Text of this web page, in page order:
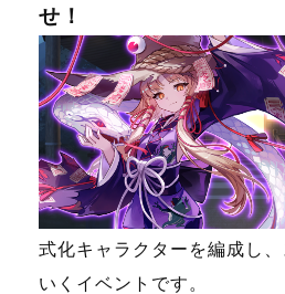
せ！
式化キャラクターを編成し
いくイベントです。